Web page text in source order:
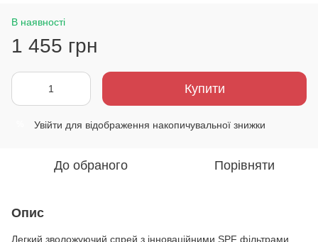
В наявності
1 455 грн
Купити
Увійти для відображення накопичувальної знижки
До обраного Порівняти
Опис
Легкий зволожуючий спрей з інноваційними SPF фільтрами